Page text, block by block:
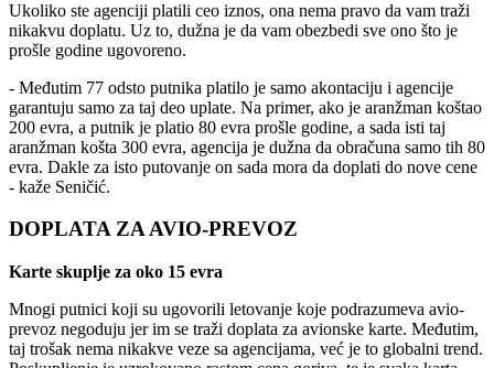
Ukoliko ste agenciji platili ceo iznos, ona nema pravo da vam traži
nikakvu doplatu. Uz to, dužna je da vam obezbedi sve ono što je
prošle godine ugovoreno.
- Međutim 77 odsto putnika platilo je samo akontaciju i agencije
garantuju samo za taj deo uplate. Na primer, ako je aranžman koštao
200 evra, a putnik je platio 80 evra prošle godine, a sada isti taj
aranžman košta 300 evra, agencija je dužna da obračuna samo tih 80
evra. Dakle za isto putovanje on sada mora da doplati do nove cene
- kaže Seničić.
DOPLATA ZA AVIO-PREVOZ
Karte skuplje za oko 15 evra
Mnogi putnici koji su ugovorili letovanje koje podrazumeva avio-
prevoz negoduju jer im se traži doplata za avionske karte. Međutim,
taj trošak nema nikakve veze sa agencijama, već je to globalni trend.